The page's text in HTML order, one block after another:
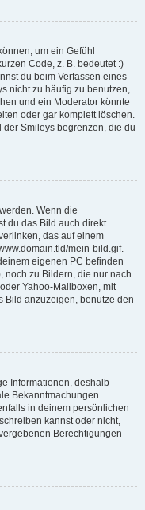
um ein Gefühl
Code, z. B. bedeutet :)
du beim Verfassen eines
nicht zu häufig zu benutzen,
und ein Moderator könnte
oder gar komplett löschen.
Smileys begrenzen, die du
Wenn die
du das Bild auch direkt
das auf einem
mein-bild.gif.
eigenen PC befinden
noch zu Bildern, die nur nach
Yahoo-Mailboxen, mit
Bild anzuzeigen, benutze den
Informationen, deshalb
Bekanntmachungen
in deinem persönlichen
kannst oder nicht,
Berechtigungen